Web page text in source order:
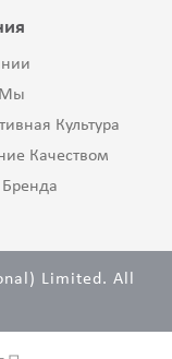
Мы
Культура
Качеством
Бренда
Limited. All